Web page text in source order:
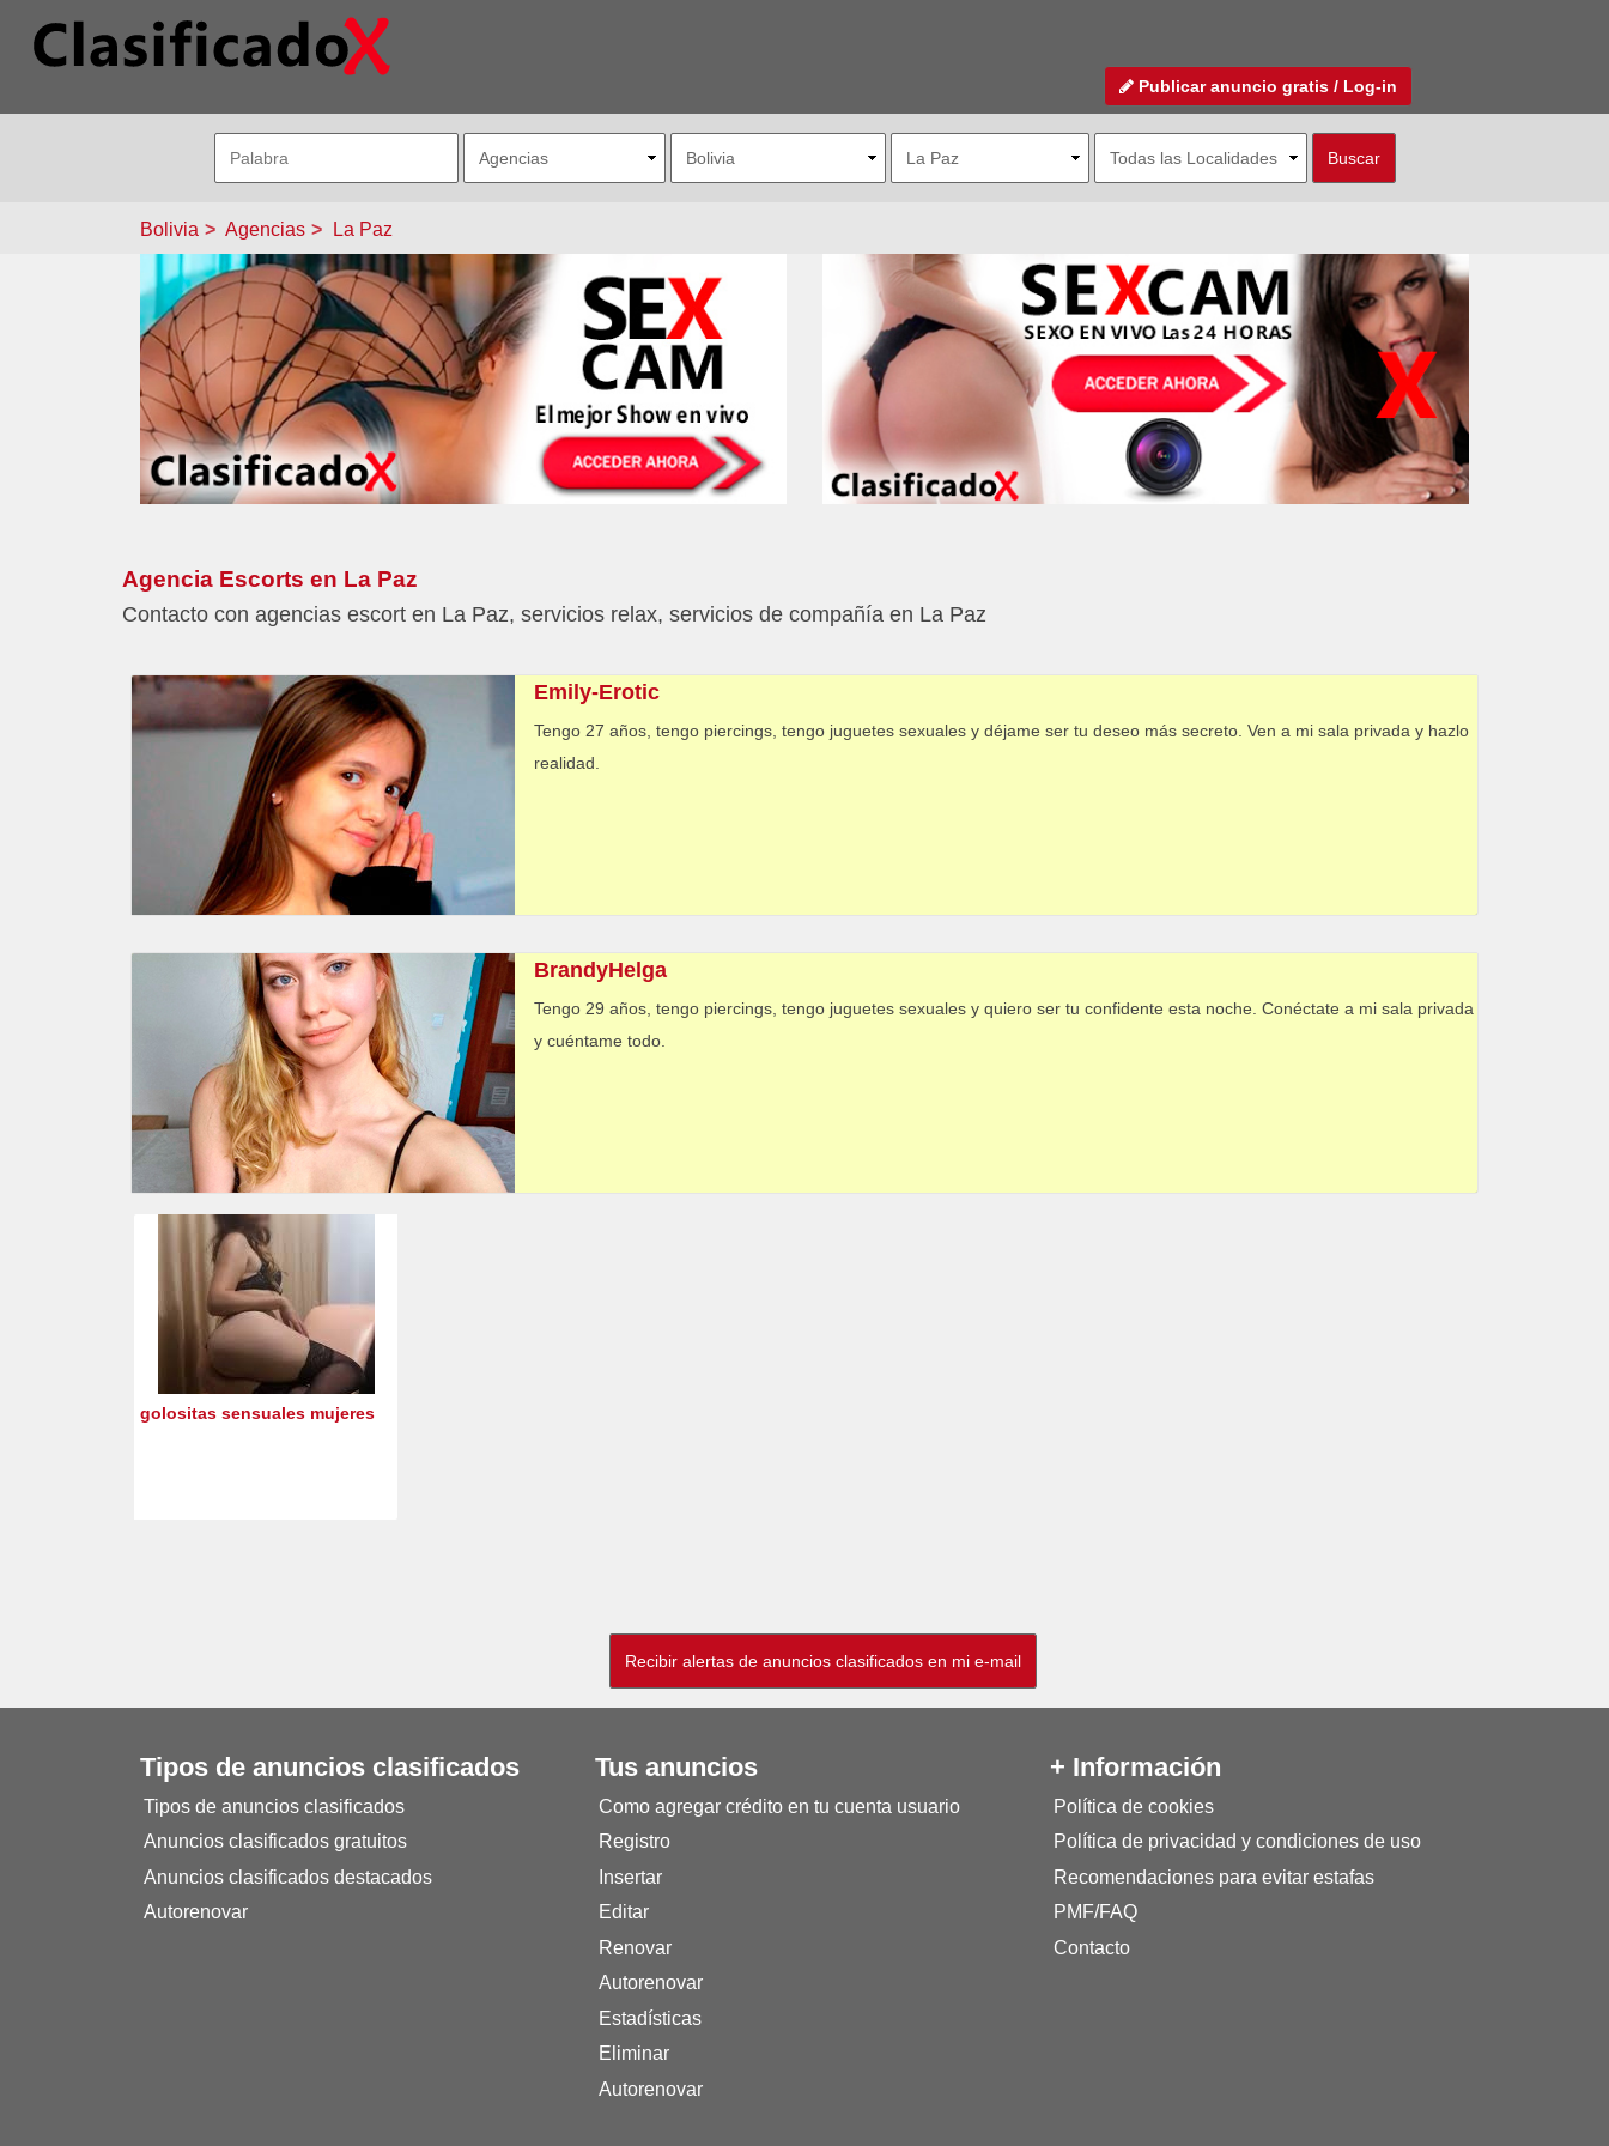
Publicar anuncio gratis / Log-in
Bolivia Agencias La Paz
Agencia Escorts en La Paz
Contacto con agencias escort en La Paz, servicios relax, servicios de compañía en La Paz
Emily-Erotic
Tengo 27 años, tengo piercings, tengo juguetes sexuales y déjame ser tu deseo más secreto. Ven a mi sala privada y hazlo
realidad.
BrandyHelga
Tengo 29 años, tengo piercings, tengo juguetes sexuales y quiero ser tu confidente esta noche. Conéctate a mi sala privada
y cuéntame todo.
golositas sensuales mujeres
Tipos de anuncios clasificados
Tipos de anuncios clasificados
Anuncios clasificados gratuitos
Anuncios clasificados destacados
Autorenovar
Tus anuncios
Como agregar crédito en tu cuenta usuario
Registro
Insertar
Editar
Renovar
Autorenovar
Estadísticas
Eliminar
Autorenovar
+ Información
Política de cookies
Política de privacidad y condiciones de uso
Recomendaciones para evitar estafas
PMF/FAQ
Contacto